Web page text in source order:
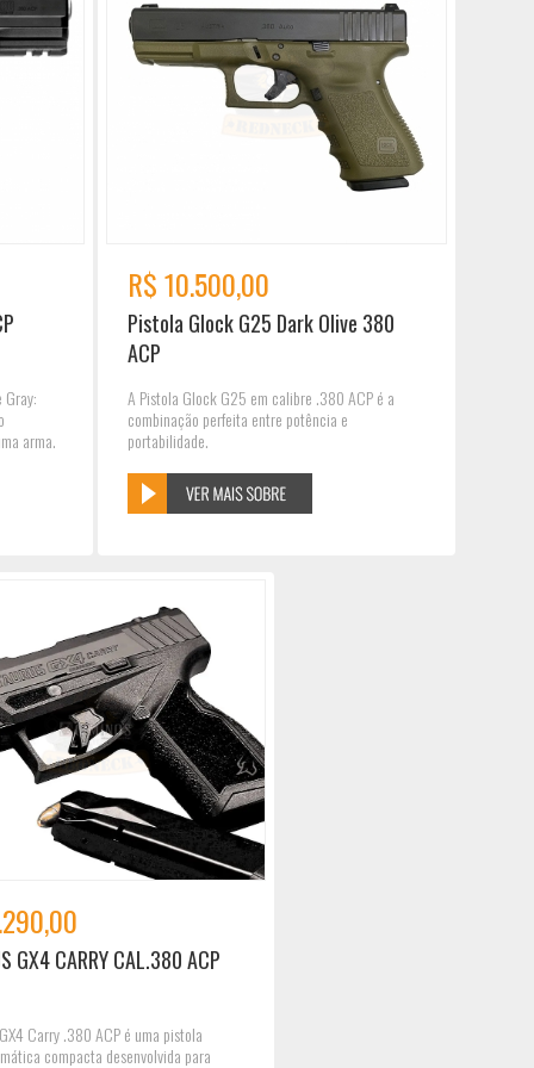
Gray:
arma.
R$ 10.500,00
Pistola Glock G25 Dark Olive 380
ACP
A Pistola Glock G25 em calibre .380 ACP é a
combinação perfeita entre potência e
portabilidade.
GX4 CARRY CAL.380 ACP
Carry .380 ACP é uma pistola
compacta desenvolvida para